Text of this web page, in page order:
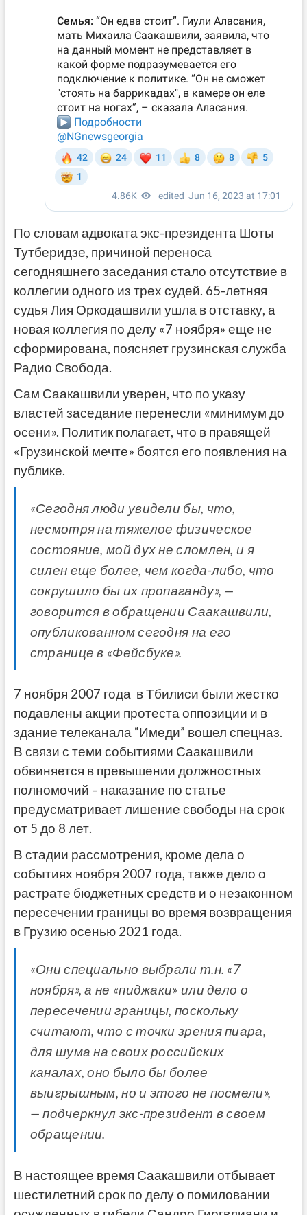
По словам адвоката экс-президента Шоты
Тутберидзе, причиной переноса
сегодняшнего заседания стало отсутствие в
коллегии одного из трех судей. 65-летняя
судья Лия Оркодашвили ушла в отставку, а
новая коллегия по делу «7 ноября» еще не
сформирована, поясняет грузинская служба
Радио Свобода.
Сам Саакашвили уверен, что по указу
властей заседание перенесли «минимум до
осени». Политик полагает, что в правящей
«Грузинской мечте» боятся его появления на
публике.
«Сегодня люди увидели бы, что,
несмотря на тяжелое физическое
состояние, мой дух не сломлен, и я
силен еще более, чем когда-либо, что
сокрушило бы их пропаганду», —
говорится в обращении Саакашвили,
опубликованном сегодня на его
странице в «Фейсбуке».
7 ноября 2007 года в Тбилиси были жестко
подавлены акции протеста оппозиции и в
здание телеканала “Имеди” вошел спецназ.
В связи с теми событиями Саакашвили
обвиняется в превышении должностных
полномочий – наказание по статье
предусматривает лишение свободы на срок
от 5 до 8 лет.
В стадии рассмотрения, кроме дела о
событиях ноября 2007 года, также дело о
растрате бюджетных средств и о незаконном
пересечении границы во время возвращения
в Грузию осенью 2021 года.
«Они специально выбрали т.н. «7
ноября», а не «пиджаки» или дело о
пересечении границы, поскольку
считают, что с точки зрения пиара,
для шума на своих российских
каналах, оно было бы более
выигрышным, но и этого не посмели»,
— подчеркнул экс-президент в своем
обращении.
В настоящее время Саакашвили отбывает
шестилетний срок по делу о помиловании